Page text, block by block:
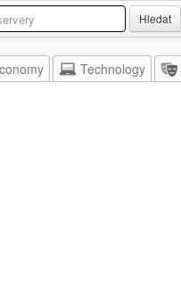
Hledat
Technology